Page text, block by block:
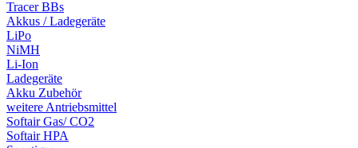
Tracer BBs
Akkus / Ladegeräte
LiPo
NiMH
Li-Ion
Ladegeräte
Akku Zubehör
weitere Antriebsmittel
Softair Gas/ CO2
Softair HPA